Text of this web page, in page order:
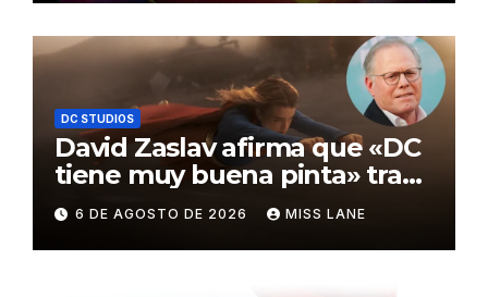
DC STUDIOS
David Zaslav afirma que «DC
tiene muy buena pinta» tras
el fracaso de «Supergirl»
6 DE AGOSTO DE 2026 MISS LANE